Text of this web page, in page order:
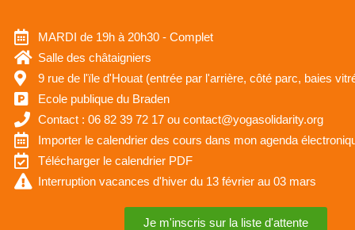
MARDI de 19h à 20h30 - Complet
Salle des châtaigniers
9 rue de l'ïle d'Houat (entrée par l'arrière, côté parc, baies
Ecole publique du Braden
Contact : 06 82 39 72 17 ou contact@yogasolidarity.org
Importer le calendrier des cours dans mon agenda
Télécharger le calendrier PDF
Interruption vacances d'hiver du 13 février au 03 mars
Je m'inscris sur la liste d'attente